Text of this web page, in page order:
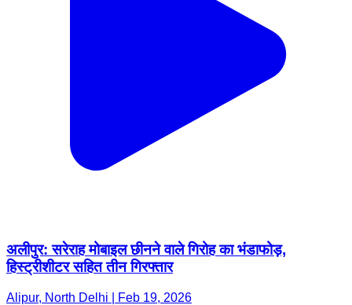
अलीपुर: सरेराह मोबाइल छीनने वाले गिरोह का भंडाफोड़,
हिस्ट्रीशीटर सहित तीन गिरफ्तार
Alipur, North Delhi | Feb 19, 2026